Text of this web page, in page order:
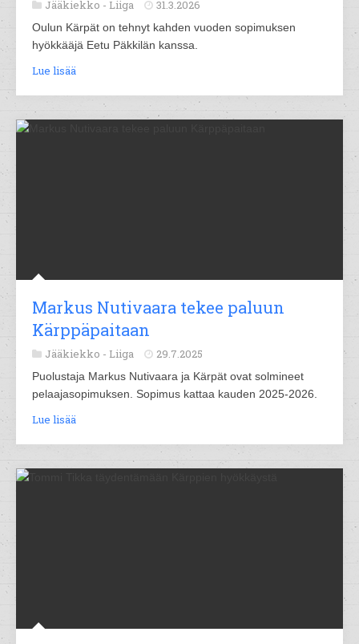
Jääkiekko - Liiga 31.3.2026
Oulun Kärpät on tehnyt kahden vuoden sopimuksen
hyökkääjä Eetu Päkkilän kanssa.
Lue lisää
Markus Nutivaara tekee paluun
Kärppäpaitaan
Jääkiekko - Liiga 29.7.2025
Puolustaja Markus Nutivaara ja Kärpät ovat solmineet
pelaajasopimuksen. Sopimus kattaa kauden 2025-2026.
Lue lisää